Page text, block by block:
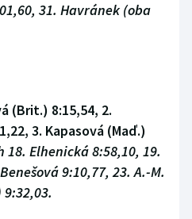
31. Havránek (oba
(Brit.) 8:15,54, 2.
3. Kapasová (Maď.)
18. Elhenická 8:58,10, 19.
9:10,77, 23. A.-M.
9:32,03.